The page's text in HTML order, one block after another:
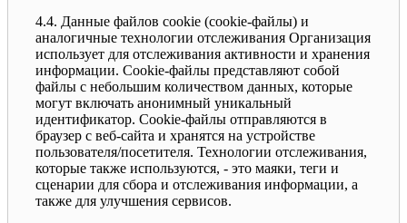
4.4. Данные файлов cookie (сookie-файлы) и
аналогичные технологии отслеживания Организация
использует для отслеживания активности и хранения
информации. Сookie-файлы представляют собой
файлы с небольшим количеством данных, которые
могут включать анонимный уникальный
идентификатор. Cookie-файлы отправляются в
браузер с веб-сайта и хранятся на устройстве
пользователя/посетителя. Технологии отслеживания,
которые также используются, - это маяки, теги и
сценарии для сбора и отслеживания информации, а
также для улучшения сервисов.